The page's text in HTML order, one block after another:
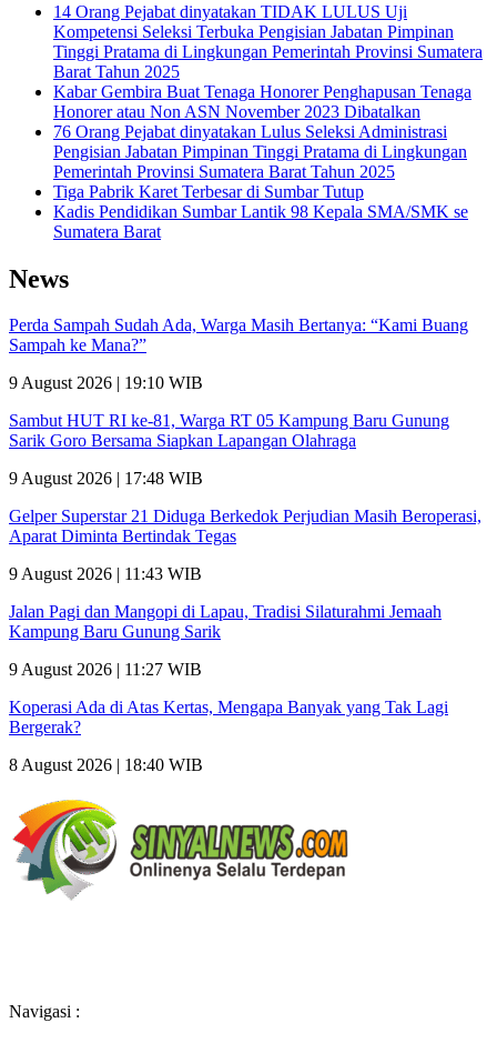
14 Orang Pejabat dinyatakan TIDAK LULUS Uji
Kompetensi Seleksi Terbuka Pengisian Jabatan Pimpinan
Tinggi Pratama di Lingkungan Pemerintah Provinsi Sumatera
Barat Tahun 2025
Kabar Gembira Buat Tenaga Honorer Penghapusan Tenaga
Honorer atau Non ASN November 2023 Dibatalkan
76 Orang Pejabat dinyatakan Lulus Seleksi Administrasi
Pengisian Jabatan Pimpinan Tinggi Pratama di Lingkungan
Pemerintah Provinsi Sumatera Barat Tahun 2025
Tiga Pabrik Karet Terbesar di Sumbar Tutup
Kadis Pendidikan Sumbar Lantik 98 Kepala SMA/SMK se
Sumatera Barat
News
Perda Sampah Sudah Ada, Warga Masih Bertanya: “Kami Buang
Sampah ke Mana?”
9 August 2026 | 19:10 WIB
Sambut HUT RI ke-81, Warga RT 05 Kampung Baru Gunung
Sarik Goro Bersama Siapkan Lapangan Olahraga
9 August 2026 | 17:48 WIB
Gelper Superstar 21 Diduga Berkedok Perjudian Masih Beroperasi,
Aparat Diminta Bertindak Tegas
9 August 2026 | 11:43 WIB
Jalan Pagi dan Mangopi di Lapau, Tradisi Silaturahmi Jemaah
Kampung Baru Gunung Sarik
9 August 2026 | 11:27 WIB
Koperasi Ada di Atas Kertas, Mengapa Banyak yang Tak Lagi
Bergerak?
8 August 2026 | 18:40 WIB
Navigasi :